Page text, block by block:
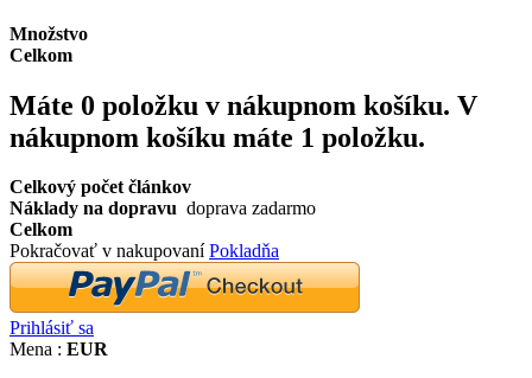
Množstvo
Celkom
Máte 0 položku v nákupnom košíku. V
nákupnom košíku máte 1 položku.
Celkový počet článkov
Náklady na dopravu doprava zadarmo
Celkom
Pokračovať v nakupovaníPokladňa
Prihlásiť sa
Mena : EUR